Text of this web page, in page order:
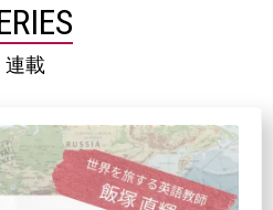
連載